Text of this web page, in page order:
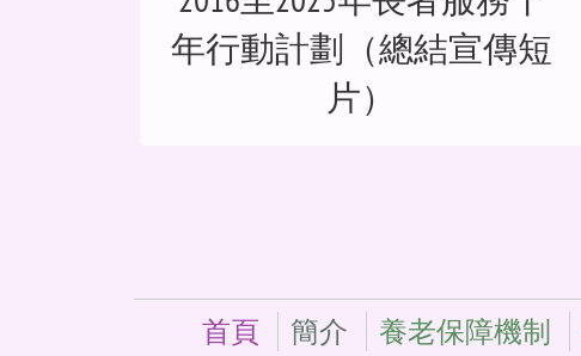
年行動計劃（總結宣傳短
片）
首頁 簡介 養老保障機制